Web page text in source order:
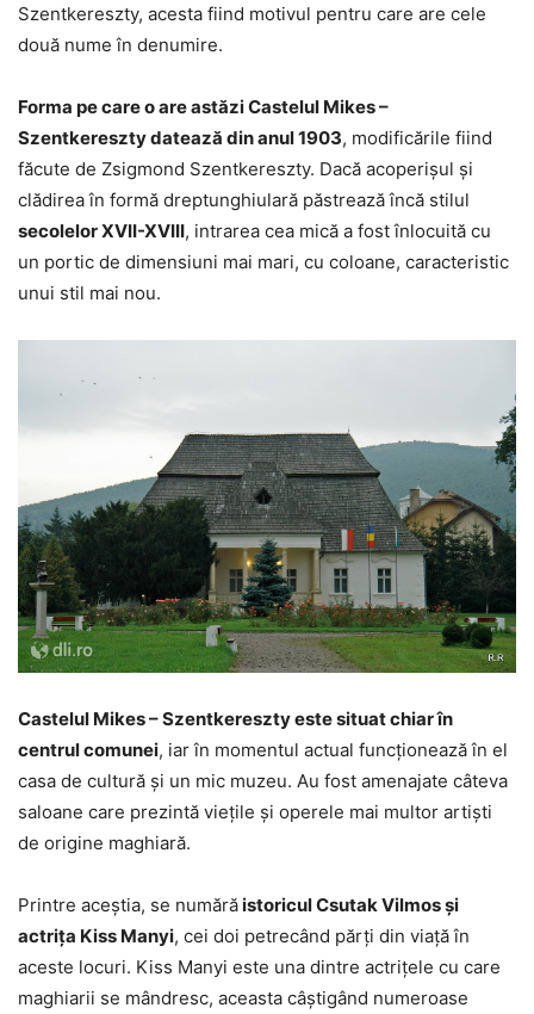
Szentkereszty, acesta fiind motivul pentru care are cele
două nume în denumire.
Forma pe care o are astăzi Castelul Mikes –
Szentkereszty datează din anul 1903, modificările fiind
făcute de Zsigmond Szentkereszty. Dacă acoperişul şi
clădirea în formă dreptunghiulară păstrează încă stilul
secolelor XVII-XVIII, intrarea cea mică a fost înlocuită cu
un portic de dimensiuni mai mari, cu coloane, caracteristic
unui stil mai nou.
Castelul Mikes – Szentkereszty este situat chiar în
centrul comunei, iar în momentul actual funcţionează în el
casa de cultură şi un mic muzeu. Au fost amenajate câteva
saloane care prezintă vieţile şi operele mai multor artişti
de origine maghiară.
Printre aceştia, se numărăistoricul Csutak Vilmos şi
actriţa Kiss Manyi, cei doi petrecând părţi din viaţă în
aceste locuri. Kiss Manyi este una dintre actriţele cu care
maghiarii se mândresc, aceasta câştigând numeroase